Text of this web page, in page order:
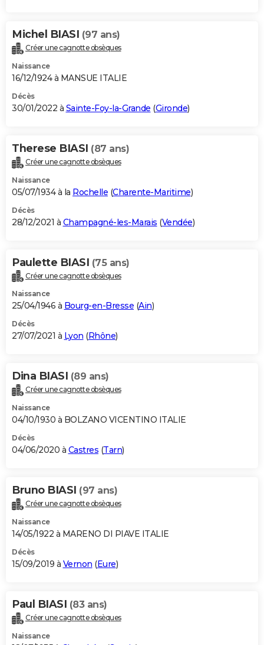
Michel BIASI (97 ans)
Créer une cagnotte obsèques
Naissance
16/12/1924 à MANSUE ITALIE
Décès
30/01/2022 à Sainte-Foy-la-Grande (Gironde)
Therese BIASI (87 ans)
Créer une cagnotte obsèques
Naissance
05/07/1934 à la Rochelle (Charente-Maritime)
Décès
28/12/2021 à Champagné-les-Marais (Vendée)
Paulette BIASI (75 ans)
Créer une cagnotte obsèques
Naissance
25/04/1946 à Bourg-en-Bresse (Ain)
Décès
27/07/2021 à Lyon (Rhône)
Dina BIASI (89 ans)
Créer une cagnotte obsèques
Naissance
04/10/1930 à BOLZANO VICENTINO ITALIE
Décès
04/06/2020 à Castres (Tarn)
Bruno BIASI (97 ans)
Créer une cagnotte obsèques
Naissance
14/05/1922 à MARENO DI PIAVE ITALIE
Décès
15/09/2019 à Vernon (Eure)
Paul BIASI (83 ans)
Créer une cagnotte obsèques
Naissance